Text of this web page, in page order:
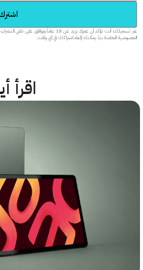
عبر تسجيلك، أنت تؤكد أن عمرك يزيد عن 18 عاماً وتوافق على
الخاصة بنا. يمكنك إلغاء اشتراكك في أي وقت.
اقرأ أيضاً